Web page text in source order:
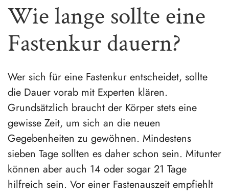
Wie lange sollte eine
Fastenkur dauern?
Wer sich für eine Fastenkur entscheidet, sollte
die Dauer vorab mit Experten klären.
Grundsätzlich braucht der Körper stets eine
gewisse Zeit, um sich an die neuen
Gegebenheiten zu gewöhnen. Mindestens
sieben Tage sollten es daher schon sein. Mitunter
können aber auch 14 oder sogar 21 Tage
hilfreich sein. Vor einer Fastenauszeit empfiehlt